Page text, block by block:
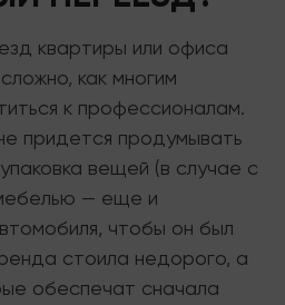
квартиры или офиса
как многим
к профессионалам.
придется продумывать
вещей (в случае с
— еще и
чтобы он был
стоила недорого, а
обеспечат сначала